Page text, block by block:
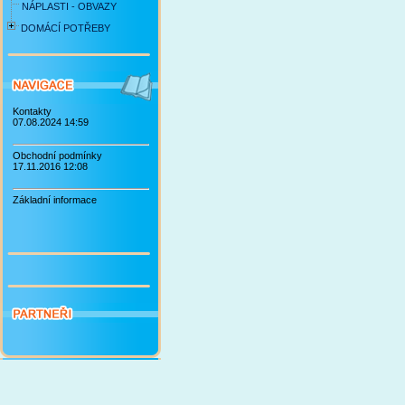
NÁPLASTI - OBVAZY
DOMÁCÍ POTŘEBY
Kontakty
07.08.2024 14:59
Obchodní podmínky
17.11.2016 12:08
Základní informace